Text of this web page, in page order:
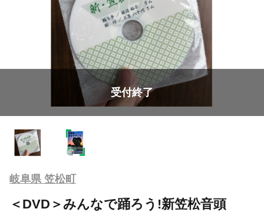
受付終了
岐阜県 笠松町
＜DVD＞みんなで踊ろう!新笠松音頭